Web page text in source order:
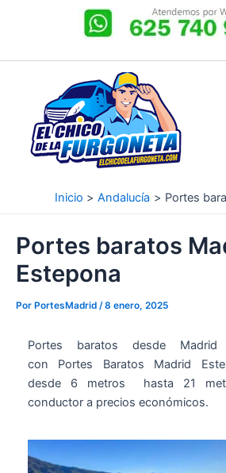
Inicio Andalucía Portes
Portes baratos
Estepona
Por PortesMadrid /8 enero, 2025
Portes baratos desde Madrid
con Portes Baratos Madrid
desde 6 metros hasta 21
conductor a precios económicos.